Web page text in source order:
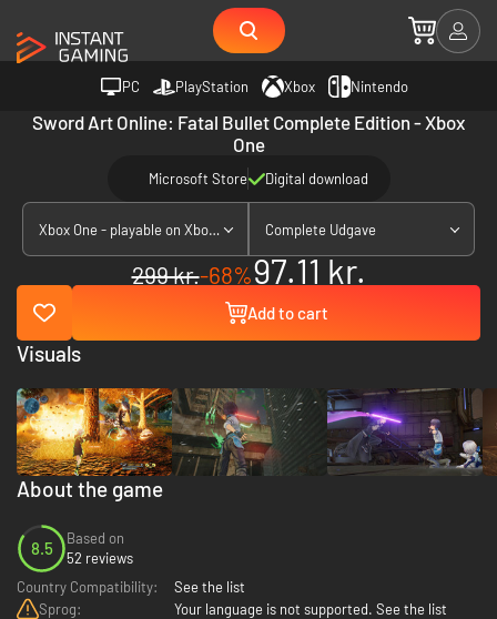
PC PlayStation Xbox Nintendo
Sword Art Online: Fatal Bullet Complete Edition - Xbox
One
Microsoft Store Digital download
Xbox One - playable on Xbox Series X|S Complete Udgave
299 kr.-68%97.11 kr.
Add to cart
About the game
8.5
Based on
52 reviews
Country Compatibility:
See the list
Sprog:
Your language is not supported. See the list
Visuals